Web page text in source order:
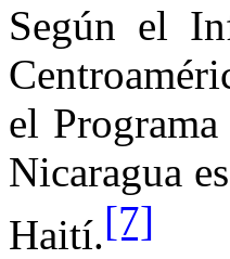
Según el
el
Nicaragua
Haití.[7]